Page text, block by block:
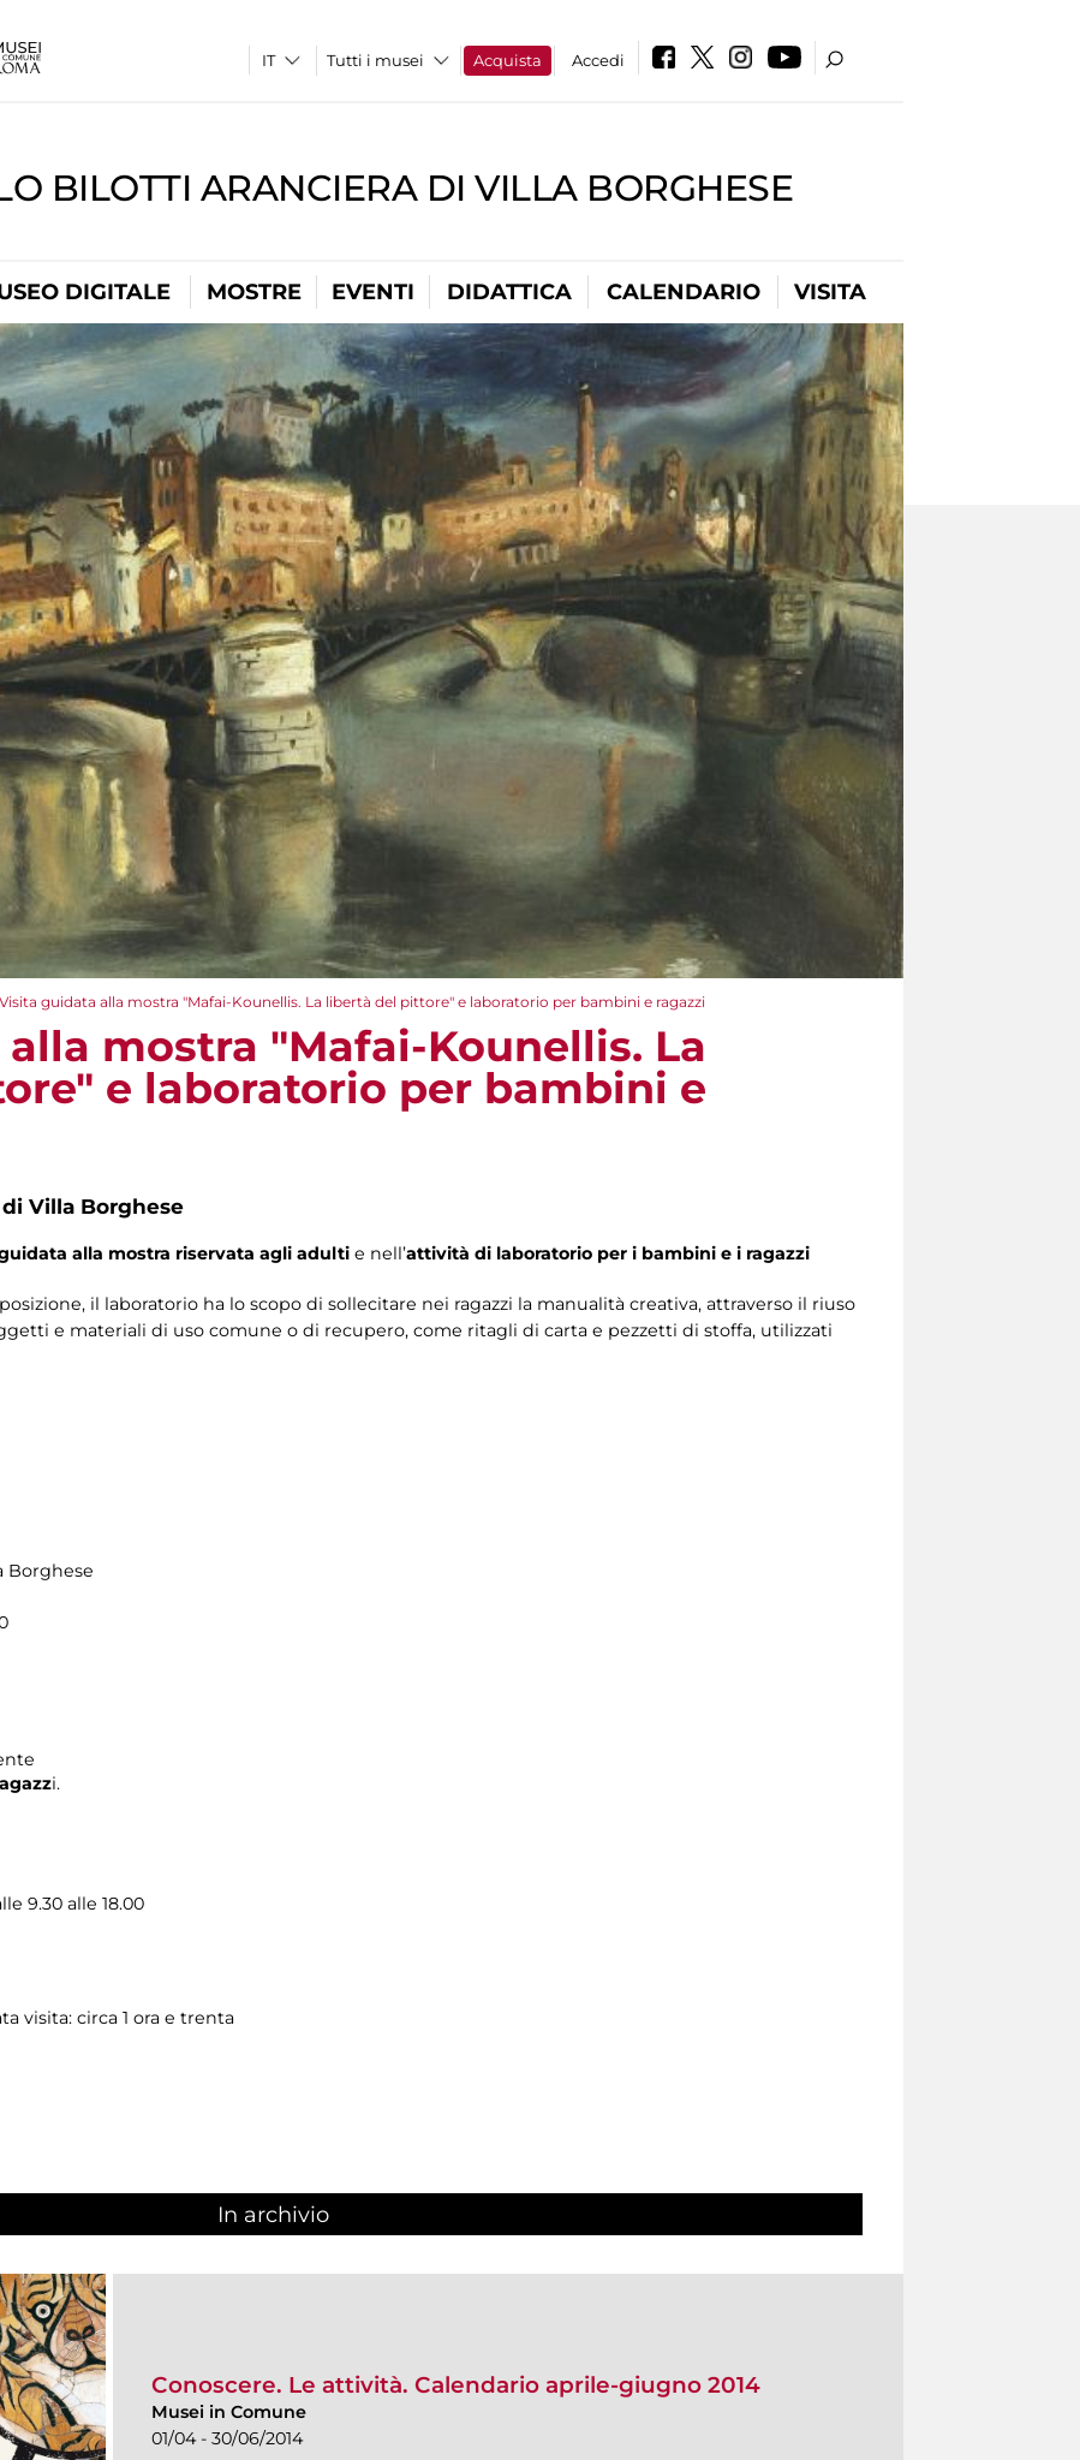
Tutti i musei Acquista Accedi
BILOTTI ARANCIERA DI VILLA BORGHESE
DIGITALE MOSTRE EVENTI DIDATTICA CALENDARIO VISITA
Visita guidata alla mostra "Mafai-Kounellis. La libertà del pittore" e laboratorio per bambini e ragazzi
mostra "Mafai-Kounellis. La
e laboratorio per bambini e
Villa Borghese
alla mostra riservata agli adulti e nell’attività di laboratorio per i bambini e i ragazzi
il laboratorio ha lo scopo di sollecitare nei ragazzi la manualità creativa, attraverso il riuso
e materiali di uso comune o di recupero, come ritagli di carta e pezzetti di stoffa, utilizzati
Borghese
i.
9.30 alle 18.00
visita: circa 1 ora e trenta
In archivio
Conoscere. Le attività. Calendario aprile-giugno 2014
Musei in Comune
01/04 - 30/06/2014